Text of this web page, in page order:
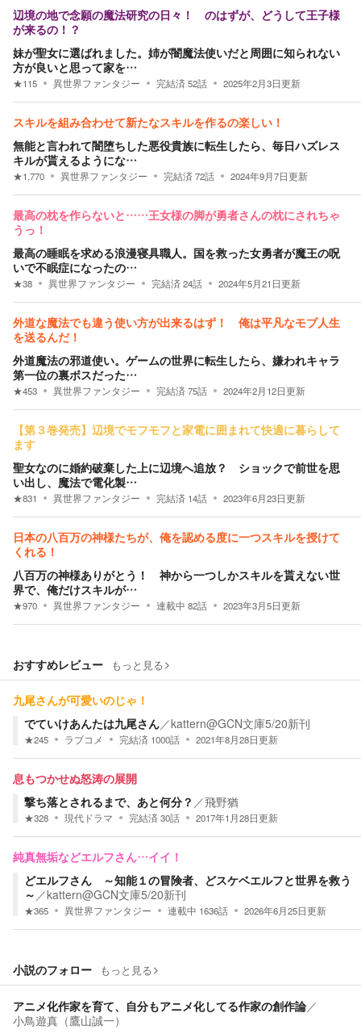
辺境の地で念願の魔法研究の日々！ のはずが、どうして王子様
が来るの！？
妹が聖女に選ばれました。姉が闇魔法使いだと周囲に知られない
方が良いと思って家を…
★115 異世界ファンタジー 完結済52話 2025年2月3日更新
スキルを組み合わせて新たなスキルを作るの楽しい！
無能と言われて闇堕ちした悪役貴族に転生したら、毎日ハズレス
キルが貰えるようにな…
★1,770 異世界ファンタジー 完結済72話 2024年9月7日更新
最高の枕を作らないと……王女様の脚が勇者さんの枕にされちゃ
うっ！
最高の睡眠を求める浪漫寝具職人。国を救った女勇者が魔王の呪
いで不眠症になったの…
★38 異世界ファンタジー 完結済24話 2024年5月21日更新
外道な魔法でも違う使い方が出来るはず！ 俺は平凡なモブ人生
を送るんだ！
外道魔法の邪道使い。ゲームの世界に転生したら、嫌われキャラ
第一位の裏ボスだった…
★453 異世界ファンタジー 完結済75話 2024年2月12日更新
【第３巻発売】辺境でモフモフと家電に囲まれて快適に暮らして
ます
聖女なのに婚約破棄した上に辺境へ追放？ ショックで前世を思
い出し、魔法で電化製…
★831 異世界ファンタジー 完結済 14話 2023年6月23日更新
日本の八百万の神様たちが、俺を認める度に一つスキルを授けて
くれる！
八百万の神様ありがとう！ 神から一つしかスキルを貰えない世
界で、俺だけスキルが…
★970 異世界ファンタジー 連載中 82話 2023年3月5日更新
おすすめレビュー もっと見る
九尾さんが可愛いのじゃ！
でていけあんたは九尾さん／kattern@GCN文庫5/20新刊
★245 ラブコメ 完結済 1000話 2021年8月28日更新
息もつかせぬ怒涛の展開
撃ち落とされるまで、あと何分？ ／飛野猶
★328 現代ドラマ 完結済30話 2017年1月28日更新
純真無垢などエルフさん…イイ！
どエルフさん ～知能１の冒険者、どスケベエルフと世界を救う
～ ／kattern@GCN文庫5/20新刊
★365 異世界ファンタジー 連載中 1636話 2026年6月25日更新
小説のフォロー もっと見る
アニメ化作家を育て、自分もアニメ化してる作家の創作論／
小鳥遊真（鷹山誠一）